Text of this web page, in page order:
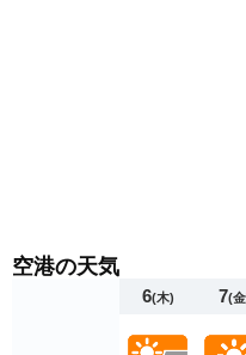
空港の天気
6(木) 7(